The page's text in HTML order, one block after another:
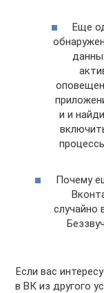
Еще
и и
Почему
случайно
Если вас
в ВК из другого